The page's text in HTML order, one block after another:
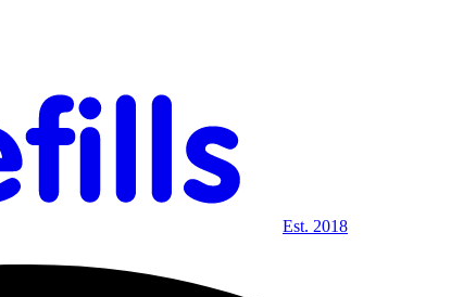
Est. 2018